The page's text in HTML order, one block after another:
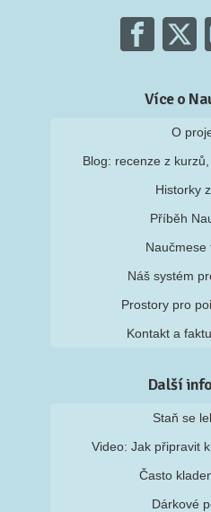
Více o
O
Blog: recenze z
Historky
Příběh
Naučmese
Náš systém
Prostory pro
Kontakt a
Další
Staň se
Video: Jak připravit
Často
Dárkové